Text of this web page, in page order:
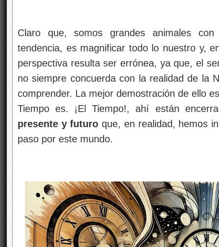
Claro que, somos grandes animales
tendencia, es magnificar todo lo nuestro y,
perspectiva resulta ser errónea, ya que, el
no siempre concuerda con la realidad de la
comprender. La mejor demostración de ello
Tiempo es. ¡El Tiempo!, ahí están
presente y futuro que, en realidad, hemos
paso por este mundo.